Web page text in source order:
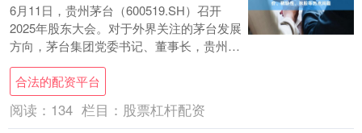
6月11日，贵州茅台（600519.SH）召开
2025年股东大会。对于外界关注的茅台发展
方向，茅台集团党委书记、董事长，贵州茅
台酒股份公司党委书记、董事长陈华在....
合法的配资平台
阅读： 134 栏目： 股票杠杆配资